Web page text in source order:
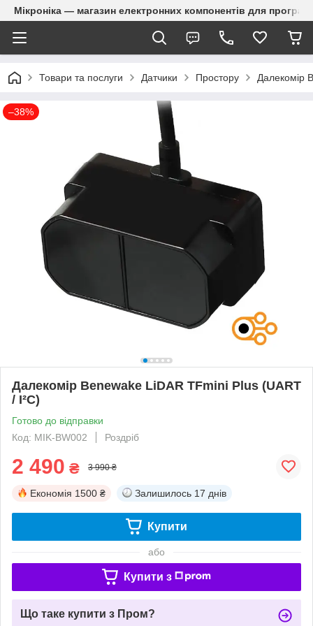
Мікроніка — магазин електронних компонентів для
Товари та послуги Датчики Простору Далекомір
–38%
Далекомір Benewake LiDAR TFmini Plus (UART
/ I²C)
Готово до відправки
Код: MIK-BW002
Роздріб
2 490 ₴ 3 990 ₴
Економія 1500 ₴ Залишилось 17 днів
Купити
або
Купити з
Що таке купити з Пром?